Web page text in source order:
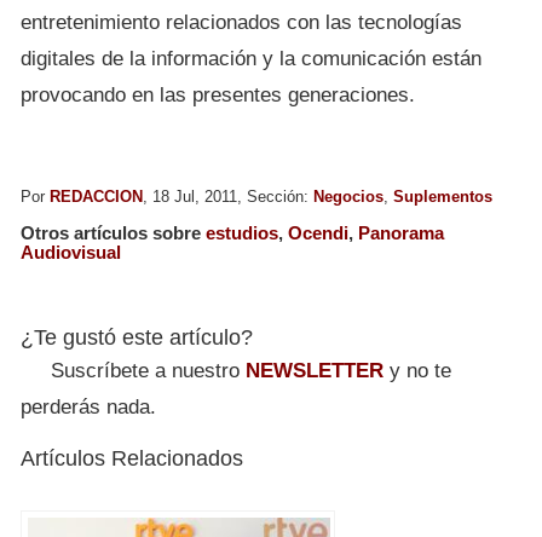
entretenimiento relacionados con las tecnologías
digitales de la información y la comunicación están
provocando en las presentes generaciones.
Por REDACCION , 18 Jul, 2011, Sección: Negocios, Suplementos
Otros artículos sobre estudios, Ocendi, Panorama
Audiovisual
¿Te gustó este artículo?
Suscríbete a nuestro NEWSLETTER y no te
perderás nada.
Artículos Relacionados